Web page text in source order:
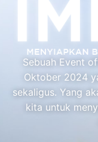
Sebuah Event
Oktober 2024
sekaligus. Yang
kita untuk